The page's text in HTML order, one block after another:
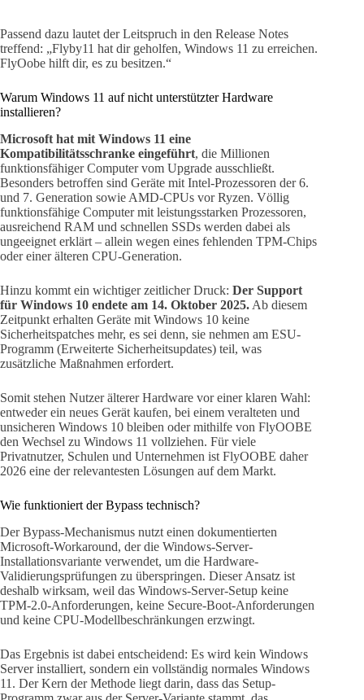
Passend dazu lautet der Leitspruch in den Release Notes
treffend: „Flyby11 hat dir geholfen, Windows 11 zu erreichen.
FlyOobe hilft dir, es zu besitzen.“
Warum Windows 11 auf nicht unterstützter Hardware
installieren?
Microsoft hat mit Windows 11 eine
Kompatibilitätsschranke eingeführt, die Millionen
funktionsfähiger Computer vom Upgrade ausschließt.
Besonders betroffen sind Geräte mit Intel-Prozessoren der 6.
und 7. Generation sowie AMD-CPUs vor Ryzen. Völlig
funktionsfähige Computer mit leistungsstarken Prozessoren,
ausreichend RAM und schnellen SSDs werden dabei als
ungeeignet erklärt – allein wegen eines fehlenden TPM-Chips
oder einer älteren CPU-Generation.
Hinzu kommt ein wichtiger zeitlicher Druck: Der Support
für Windows 10 endete am 14. Oktober 2025. Ab diesem
Zeitpunkt erhalten Geräte mit Windows 10 keine
Sicherheitspatches mehr, es sei denn, sie nehmen am ESU-
Programm (Erweiterte Sicherheitsupdates) teil, was
zusätzliche Maßnahmen erfordert.
Somit stehen Nutzer älterer Hardware vor einer klaren Wahl:
entweder ein neues Gerät kaufen, bei einem veralteten und
unsicheren Windows 10 bleiben oder mithilfe von FlyOOBE
den Wechsel zu Windows 11 vollziehen. Für viele
Privatnutzer, Schulen und Unternehmen ist FlyOOBE daher
2026 eine der relevantesten Lösungen auf dem Markt.
Wie funktioniert der Bypass technisch?
Der Bypass-Mechanismus nutzt einen dokumentierten
Microsoft-Workaround, der die Windows-Server-
Installationsvariante verwendet, um die Hardware-
Validierungsprüfungen zu überspringen. Dieser Ansatz ist
deshalb wirksam, weil das Windows-Server-Setup keine
TPM-2.0-Anforderungen, keine Secure-Boot-Anforderungen
und keine CPU-Modellbeschränkungen erzwingt.
Das Ergebnis ist dabei entscheidend: Es wird kein Windows
Server installiert, sondern ein vollständig normales Windows
11. Der Kern der Methode liegt darin, dass das Setup-